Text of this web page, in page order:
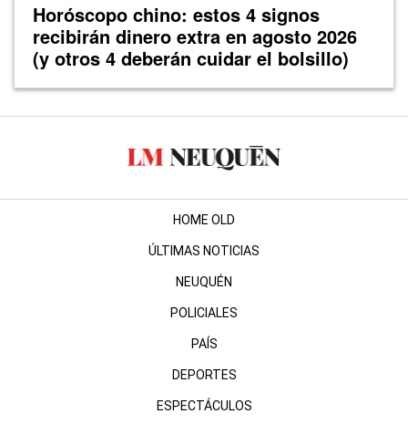
Horóscopo chino: estos 4 signos
recibirán dinero extra en agosto 2026
(y otros 4 deberán cuidar el bolsillo)
HOME OLD
ÚLTIMAS NOTICIAS
NEUQUÉN
POLICIALES
PAÍS
DEPORTES
ESPECTÁCULOS